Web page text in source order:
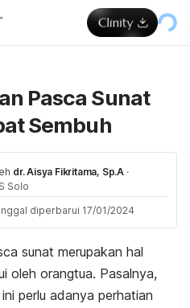
Pasca Sunat
Sembuh
dr. Aisya Fikritama, Sp.A ·
Solo
diperbarui 17/01/2024
sunat merupakan hal
oleh orangtua. Pasalnya,
perlu adanya perhatian